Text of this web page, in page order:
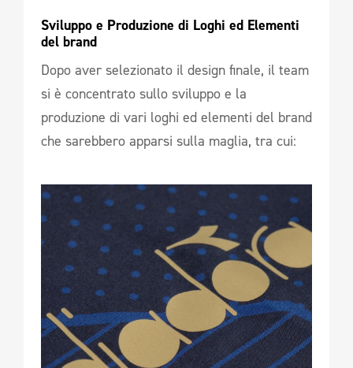
Sviluppo e Produzione di Loghi ed Elementi
del brand
Dopo aver selezionato il design finale, il team
si è concentrato sullo sviluppo e la
produzione di vari loghi ed elementi del brand
che sarebbero apparsi sulla maglia, tra cui: